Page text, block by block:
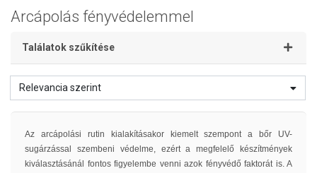
Arcápolás fényvédelemmel
Találatok szűkítése
Relevancia szerint
Az arcápolási rutin kialakításakor kiemelt szempont a bőr UV-
sugárzással szembeni védelme, ezért a megfelelő készítmények
kiválasztásánál fontos figyelembe venni azok fényvédő faktorát is. A